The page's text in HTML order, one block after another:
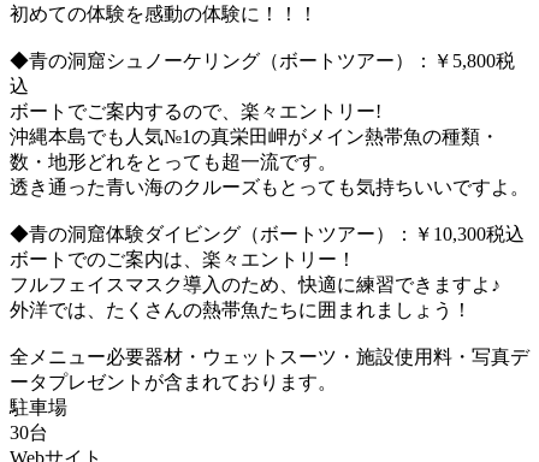
初めての体験を感動の体験に！！！
◆青の洞窟シュノーケリング（ボートツアー）：￥5,800税
込
ボートでご案内するので、楽々エントリー!
沖縄本島でも人気№1の真栄田岬がメイン熱帯魚の種類・
数・地形どれをとっても超一流です。
透き通った青い海のクルーズもとっても気持ちいいですよ。
◆青の洞窟体験ダイビング（ボートツアー）：￥10,300税込
ボートでのご案内は、楽々エントリー！
フルフェイスマスク導入のため、快適に練習できますよ♪
外洋では、たくさんの熱帯魚たちに囲まれましょう！
全メニュー必要器材・ウェットスーツ・施設使用料・写真デ
ータプレゼントが含まれております。
駐車場
30台
Webサイト